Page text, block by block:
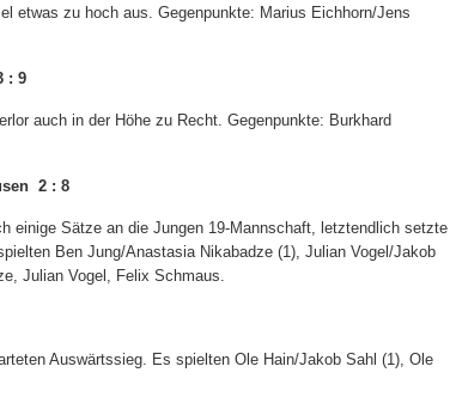
etwas zu hoch aus. Gegenpunkte: Marius Eichhorn/Jens
: 9
auch in der Höhe zu Recht. Gegenpunkte: Burkhard
2 : 8
einige Sätze an die Jungen 19-Mannschaft, letztendlich setzte
Ben Jung/Anastasia Nikabadze (1), Julian Vogel/Jakob
Julian Vogel, Felix Schmaus.
Auswärtssieg. Es spielten Ole Hain/Jakob Sahl (1), Ole